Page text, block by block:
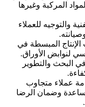
المركبة وغيرها
والتوجيه للعملاء
الإنتاج المبسطة في
لنوابض الأوراق.
البحث والتطوير
عملاء متجاوب
وضمان الرضا